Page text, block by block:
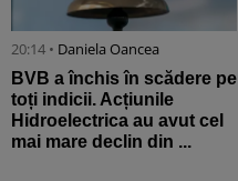
20:14 • Daniela Oancea
BVB a închis în scădere pe
toți indicii. Acțiunile
Hidroelectrica au avut cel
mai mare declin din ...